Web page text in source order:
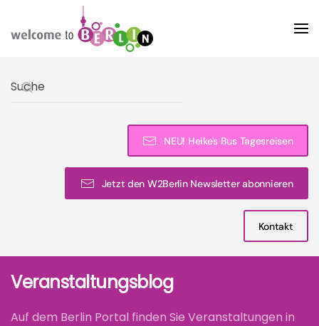
Skip to main content
NEU! Heike's Bus Tagesreisen
Jetzt den W2Berlin Newsletter abonnieren
Kontakt
Veranstaltungsblog
Auf dem Berlin Portal finden Sie Veranstaltungen in